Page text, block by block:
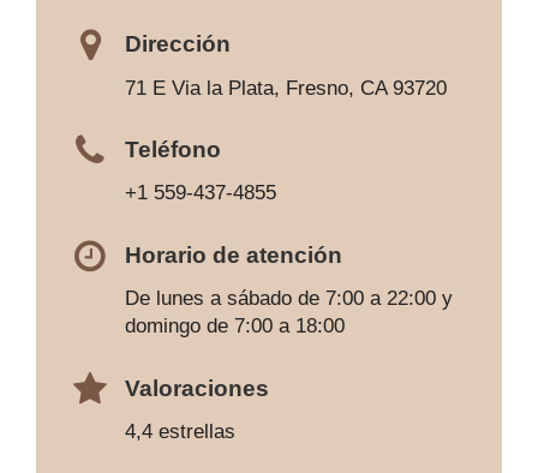
Dirección
71 E Via la Plata, Fresno, CA 93720
Teléfono
+1 559-437-4855
Horario de atención
De lunes a sábado de 7:00 a 22:00 y
domingo de 7:00 a 18:00
Valoraciones
4,4 estrellas